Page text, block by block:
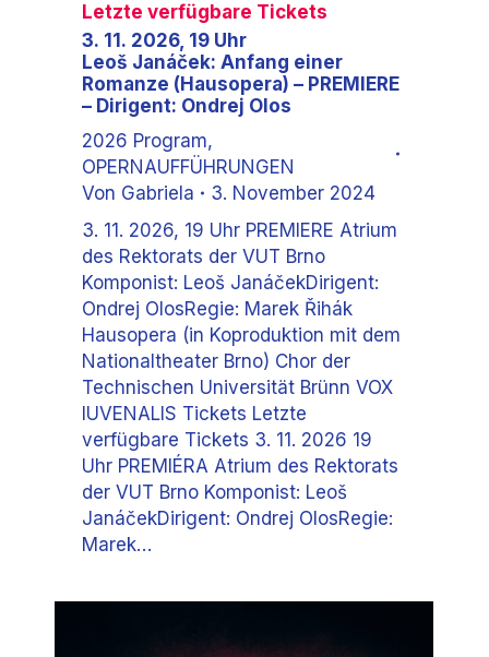
Letzte verfügbare Tickets
3. 11. 2026, 19 Uhr
Leoš Janáček: Anfang einer
Romanze (Hausopera) – PREMIERE
– Dirigent: Ondrej Olos
2026 Program,
OPERNAUFFÜHRUNGEN
Von Gabriela
3. November 2024
3. 11. 2026, 19 Uhr PREMIERE Atrium
des Rektorats der VUT Brno
Komponist: Leoš JanáčekDirigent:
Ondrej OlosRegie: Marek Řihák
Hausopera (in Koproduktion mit dem
Nationaltheater Brno) Chor der
Technischen Universität Brünn VOX
IUVENALIS Tickets Letzte
verfügbare Tickets 3. 11. 2026 19
Uhr PREMIÉRA Atrium des Rektorats
der VUT Brno Komponist: Leoš
JanáčekDirigent: Ondrej OlosRegie:
Marek…